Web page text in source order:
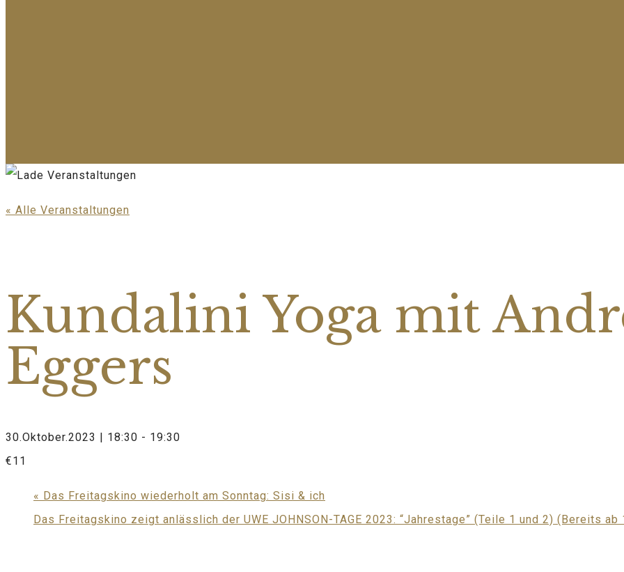
« Alle Veranstaltungen
Kundalini Yoga mit
Eggers
30.Oktober.2023 | 18:30 - 19:30
€11
« Das Freitagskino wiederholt am Sonntag: Sisi & ich
Das Freitagskino zeigt anlässlich der UWE JOHNSON-TAGE 2023: “Jahrestage” (Teile 1 und 2) (Bereits